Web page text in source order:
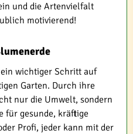
und die Artenvielfalt
motivierend!
wichtiger Schritt auf
Garten. Durch ihre
nur die Umwelt, sondern
für gesunde, kräftige
Profi, jeder kann mit der